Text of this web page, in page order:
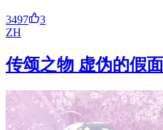
3497
3
ZH
传颂之物 虚伪的假面